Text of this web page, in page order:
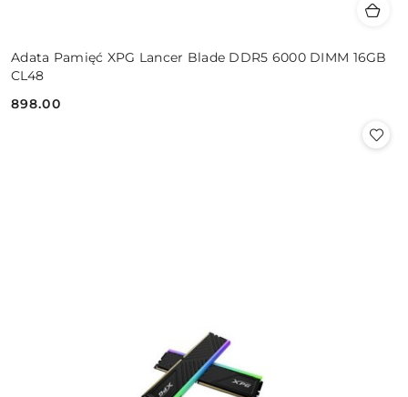
Adata Pamięć XPG Lancer Blade DDR5 6000 DIMM 16GB
CL48
Cena:
898.00